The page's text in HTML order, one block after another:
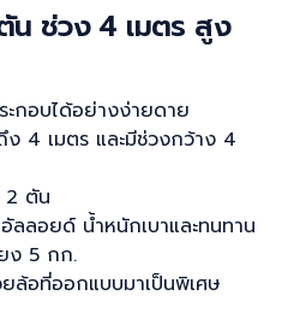
น ช่วง 4 เมตร สูง
กอบได้อย่างง่ายดาย
4 เมตร และมีช่วงกว้าง 4
2 ตัน
ลลอยด์ น้ำหนักเบาและทนทาน
ง 5 กก.
ล้อที่ออกแบบมาเป็นพิเศษ